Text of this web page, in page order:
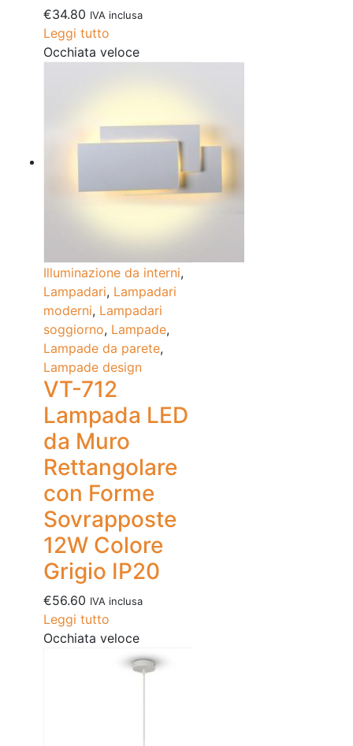
€34.80 IVA inclusa
Leggi tutto
Occhiata veloce
Illuminazione da interni,
Lampadari, Lampadari
moderni, Lampadari
soggiorno, Lampade,
Lampade da parete,
Lampade design
VT-712
Lampada LED
da Muro
Rettangolare
con Forme
Sovrapposte
12W Colore
Grigio IP20
€56.60 IVA inclusa
Leggi tutto
Occhiata veloce